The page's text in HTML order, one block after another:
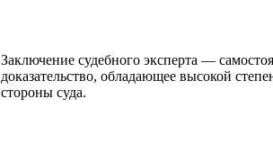
Заключение судебного эксперта —
доказательство, обладающее высокой
стороны суда.